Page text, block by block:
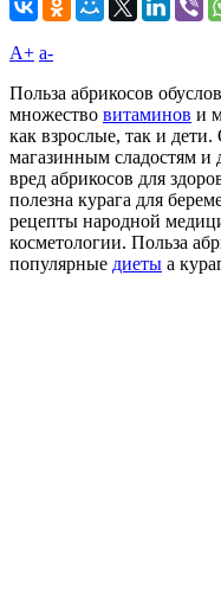
A+ а-
Польза абрикосов
множество витаминов и
как взрослые, так и
магазинным сладостям и
вред абрикосов для
полезна курага для
рецепты народной
косметологии. Польза
популярные диеты а